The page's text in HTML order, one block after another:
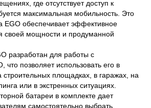
где отсутствует доступ к
максимальная мобильность. Это
EGO обеспечивает эффективное
своей мощности и продуманной
разработан для работы с
что позволяет использовать его в
площадках, в гаражах, на
или в экстренных ситуациях.
батареи в комплекте дает
самостоятельно выбрать